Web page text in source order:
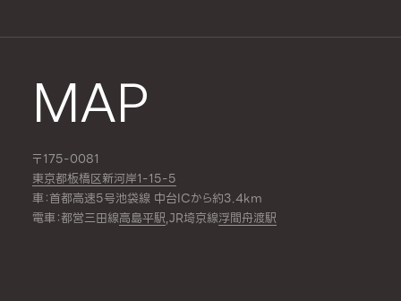
MAP
〒175-0081
東京都板橋区新河岸1-15-5
車：首都高速5号池袋線 中台ICから約3.4km
電車：都営三田線高島平駅,JR埼京線浮間舟渡駅